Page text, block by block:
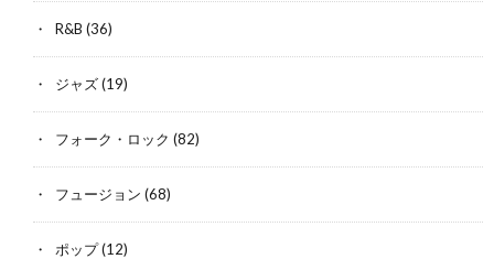
R&B (36)
ジャズ(19)
フォーク・ロック (82)
フュージョン (68)
ポップ(12)